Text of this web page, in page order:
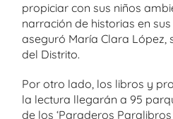
propiciar con sus niños
narración de historias en
aseguró María Clara López,
del Distrito.
Por otro lado, los libros y
la lectura llegarán a 95
de los ‘Paraderos